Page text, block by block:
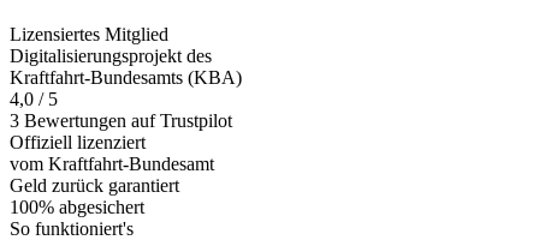
Lizensiertes Mitglied
Digitalisierungsprojekt des
Kraftfahrt-Bundesamts (KBA)
4,0 / 5
3 Bewertungen auf Trustpilot
Offiziell lizenziert
vom Kraftfahrt-Bundesamt
Geld zurück garantiert
100% abgesichert
So funktioniert's